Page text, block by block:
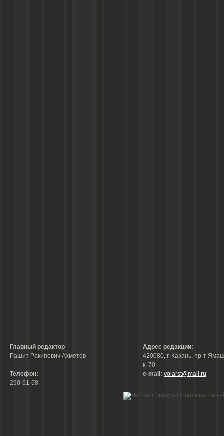
Главный редактор
Рашит Ракипович Ахметов
Телефон:
290-61-68
Адрес редакции:
420080, г. Казань, пр-т
к. 70
е-mail: volarst@mail.ru